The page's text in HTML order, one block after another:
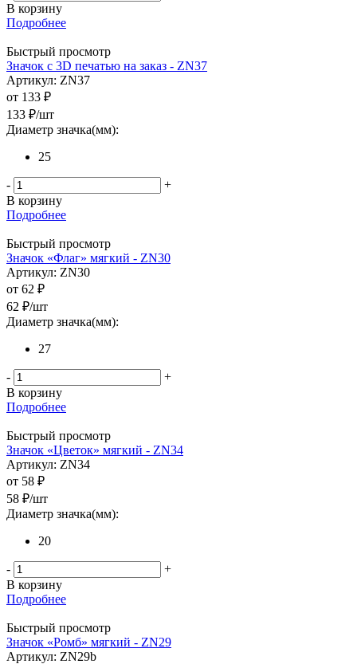
В корзину
Подробнее
Быстрый просмотр
Значок c 3D печатью на заказ - ZN37
Артикул: ZN37
от 133 ₽
133 ₽/шт
Диаметр значка(мм):
25
-
+
В корзину
Подробнее
Быстрый просмотр
Значок «Флаг» мягкий - ZN30
Артикул: ZN30
от 62 ₽
62 ₽/шт
Диаметр значка(мм):
27
-
+
В корзину
Подробнее
Быстрый просмотр
Значок «Цветок» мягкий - ZN34
Артикул: ZN34
от 58 ₽
58 ₽/шт
Диаметр значка(мм):
20
-
+
В корзину
Подробнее
Быстрый просмотр
Значок «Ромб» мягкий - ZN29
Артикул: ZN29b